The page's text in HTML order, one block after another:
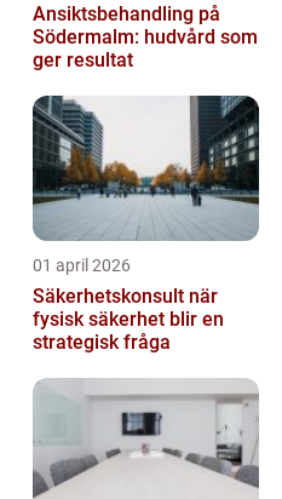
Ansiktsbehandling på
Södermalm: hudvård som
ger resultat
01 april 2026
Säkerhetskonsult när
fysisk säkerhet blir en
strategisk fråga